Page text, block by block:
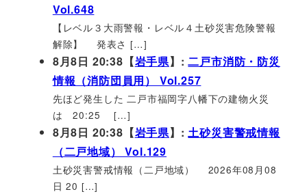
Vol.648
【レベル３大雨警報・レベル４土砂災害危険警報
解除】 発表さ […]
8月8日 20:38【岩手県】:二戸市消防・防災
情報（消防団員用） Vol.257
先ほど発生した 二戸市福岡字八幡下の建物火災
は 20:25 […]
8月8日 20:38【岩手県】:土砂災害警戒情報
（二戸地域） Vol.129
土砂災害警戒情報（二戸地域） 2026年08月08
日 20 […]